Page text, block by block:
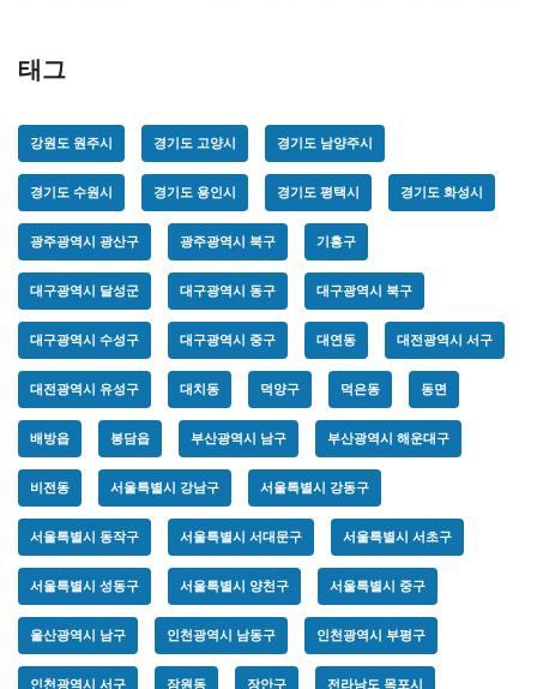
태그
강원도 원주시 경기도 고양시 경기도 남양주시
경기도 수원시 경기도 용인시 경기도 평택시 경기도 화성시
광주광역시 광산구 광주광역시 북구 기흥구
대구광역시 달성군 대구광역시 동구 대구광역시 북구
대구광역시 수성구 대구광역시 중구 대연동 대전광역시 서구
대전광역시 유성구 대치동 덕양구 덕은동 동면
배방읍 봉담읍 부산광역시 남구 부산광역시 해운대구
비전동 서울특별시 강남구 서울특별시 강동구
서울특별시 동작구 서울특별시 서대문구 서울특별시 서초구
서울특별시 성동구 서울특별시 양천구 서울특별시 중구
울산광역시 남구 인천광역시 남동구 인천광역시 부평구
인천광역시 서구 잠원동 장안구 전라남도 목포시